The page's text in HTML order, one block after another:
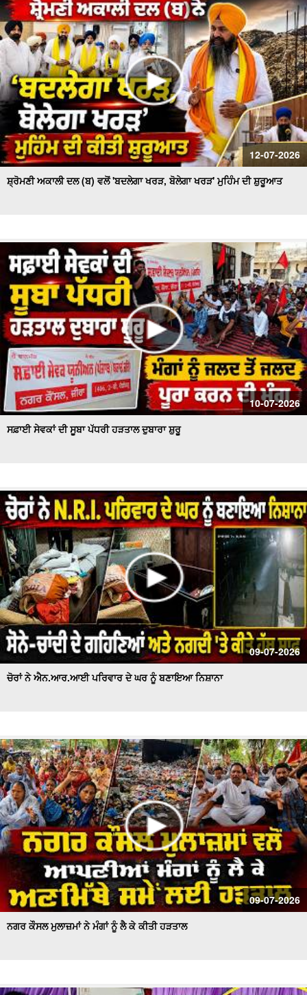
12-07-2026
ਸ਼੍ਰੋਮਣੀ ਅਕਾਲੀ ਦਲ (ਬ) ਵਲੋਂ 'ਬਦਲੇਗਾ ਖਰੜ, ਬੋਲੇਗਾ ਖਰੜ' ਮੁਹਿੰਮ ਦੀ ਸ਼ੁਰੂਆਤ
10-07-2026
ਸਫ਼ਾਈ ਸੇਵਕਾਂ ਦੀ ਸੂਬਾ ਪੱਧਰੀ ਹੜਤਾਲ ਦੁਬਾਰਾ ਸ਼ੁਰੂ
09-07-2026
ਚੋਰਾਂ ਨੇ ਐਨ.ਆਰ.ਆਈ ਪਰਿਵਾਰ ਦੇ ਘਰ ਨੂੰ ਬਣਾਇਆ ਨਿਸ਼ਾਨਾ
09-07-2026
ਨਗਰ ਕੌਸਲ ਮੁਲਾਜ਼ਮਾਂ ਨੇ ਮੰਗਾਂ ਨੂੰ ਲੈ ਕੇ ਕੀਤੀ ਹੜਤਾਲ